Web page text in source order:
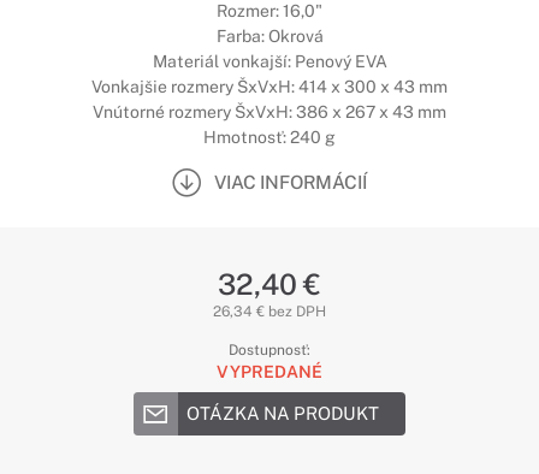
Rozmer: 16,0"
Farba: Okrová
Materiál vonkajší: Penový EVA
Vonkajšie rozmery ŠxVxH: 414 x 300 x 43 mm
Vnútorné rozmery ŠxVxH: 386 x 267 x 43 mm
Hmotnosť: 240 g
VIAC INFORMÁCIÍ
32,40 €
26,34 € bez DPH
Dostupnosť:
VYPREDANÉ
OTÁZKA NA PRODUKT